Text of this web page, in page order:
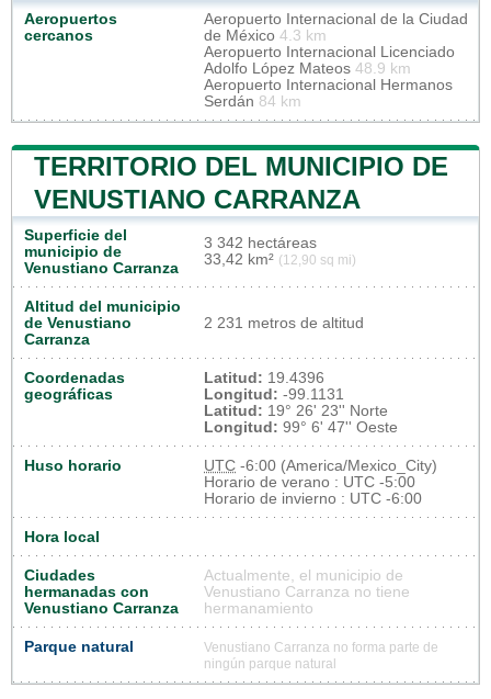
Aeropuertos
cercanos
Aeropuerto Internacional de la Ciudad
de México 4.3 km
Aeropuerto Internacional Licenciado
Adolfo López Mateos 48.9 km
Aeropuerto Internacional Hermanos
Serdán 84 km
TERRITORIO DEL MUNICIPIO DE
VENUSTIANO CARRANZA
Superficie del
municipio de
Venustiano Carranza
3 342 hectáreas
33,42 km² (12,90 sq mi)
Altitud del municipio
de Venustiano
Carranza
2 231 metros de altitud
Coordenadas
geográficas
Latitud: 19.4396
Longitud: -99.1131
Latitud: 19° 26' 23'' Norte
Longitud: 99° 6' 47'' Oeste
Huso horario UTC -6:00 (America/Mexico_City)
Horario de verano : UTC -5:00
Horario de invierno : UTC -6:00
Hora local
Ciudades
hermanadas con
Venustiano Carranza
Actualmente, el municipio de
Venustiano Carranza no tiene
hermanamiento
Parque natural
Venustiano Carranza no forma parte de
ningún parque natural